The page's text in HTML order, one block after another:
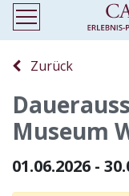
Zurück
Museum
01.06.2026 -